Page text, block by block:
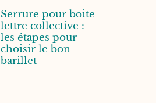
Serrure pour boite
lettre collective :
les étapes pour
choisir le bon
barillet